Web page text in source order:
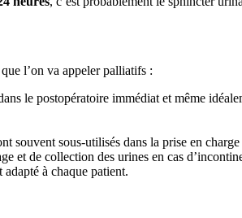
l’on va appeler palliatifs :
le postopératoire immédiat et même
souvent sous-utilisés dans la prise en
et de collection des urines en cas
à chaque patient.